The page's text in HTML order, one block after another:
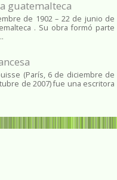
guatemalteca
de 1902 – 22 de junio de
. Su obra formó parte
(París, 6 de diciembre de
de 2007) fue una escritora